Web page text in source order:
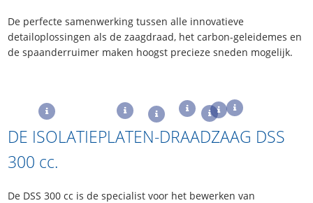
De perfecte samenwerking tussen alle innovatieve
detailoplossingen als de zaagdraad, het carbon-geleidemes en
de spaanderruimer maken hoogst precieze sneden mogelijk.
DE ISOLATIEPLATEN-DRAADZAAG DSS
300 cc.
De DSS 300 cc is de specialist voor het bewerken van